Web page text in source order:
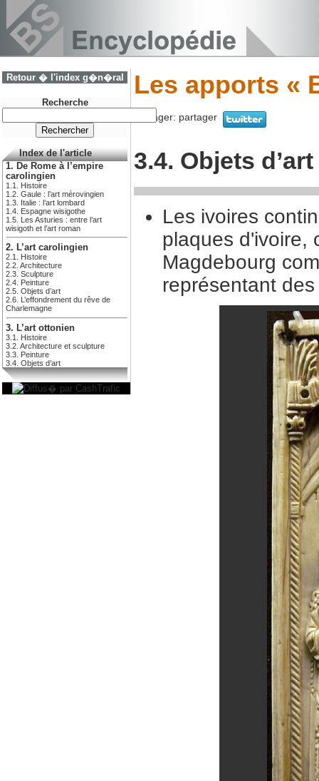
Retour � l'index g�n�ral
Recherche
Index de l'article
1. De Rome à l’empire
carolingien
1.1. Histoire
1.2. Gaule : l’art mérovingien
1.3. Italie : l’art lombard
1.4. Espagne wisigothe
1.5. Les Asturies : entre l’art
wisigoth et l’art roman
2. L’art carolingien
2.1. Histoire
2.2. Architecture
2.3. Sculpture
2.4. Peinture
2.5. Objets d’art
2.6. L’effondrement du rêve de
Charlemagne
3. L’art ottonien
3.1. Histoire
3.2. Architecture et sculpture
3.3. Peinture
3.4. Objets d’art
Les apports «
Partager: partager
3.4. Objets d’art
Les ivoires
plaques d'ivoire,
Magdebourg
représentant